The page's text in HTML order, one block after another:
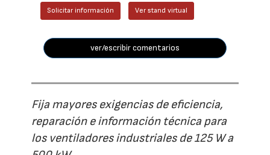
Solicitar información Ver stand virtual
ver/escribir comentarios
Fija mayores exigencias de eficiencia,
reparación e información técnica para
los ventiladores industriales de 125 W a